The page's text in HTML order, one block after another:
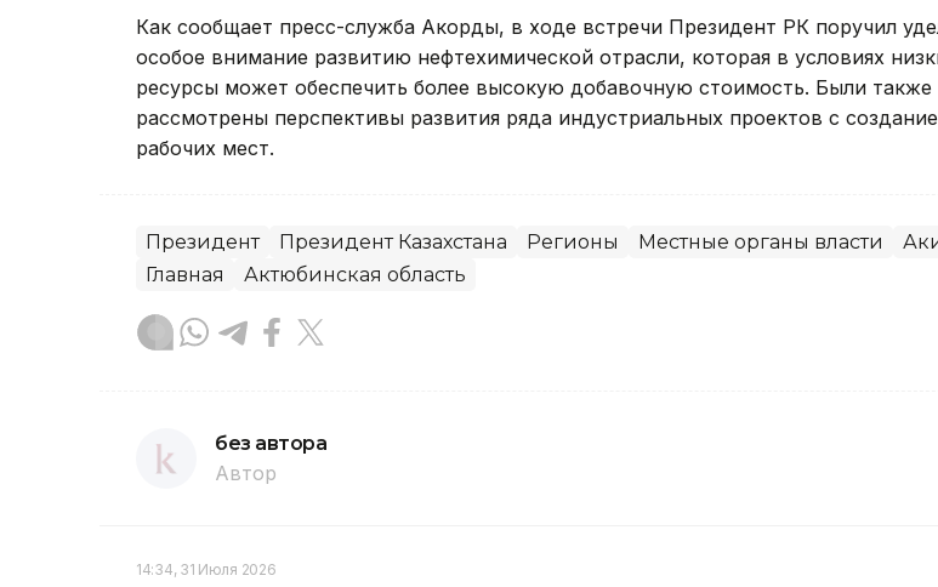
Как сообщает пресс-служба Акорды, в ходе встречи Президент РК поручил
особое внимание развитию нефтехимической отрасли, которая в условиях
ресурсы может обеспечить более высокую добавочную стоимость. Были также
рассмотрены перспективы развития ряда индустриальных проектов с
рабочих мест.
Президент Президент Казахстана Регионы Местные органы власти
Главная
Актюбинская область
без автора
Автор
14:34, 31 Июля 2026